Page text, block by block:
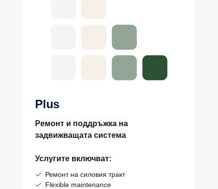
Plus
Ремонт и поддръжка на
задвижващата система
Услугите включват:
Ремонт на силовия тракт
Flexible maintenance